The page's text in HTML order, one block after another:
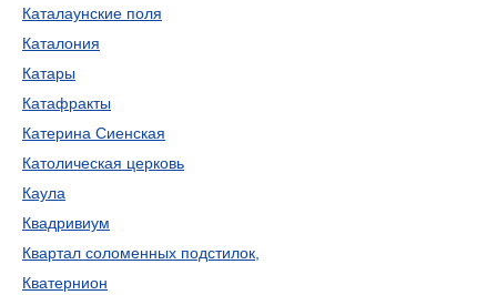
Каталаунские поля
Каталония
Катары
Катафракты
Катерина Сиенская
Католическая церковь
Каула
Квадривиум
Квартал соломенных подстилок,
Кватернион